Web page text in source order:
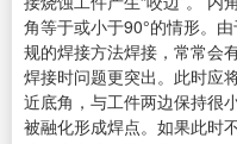
角等于或小于90°的情形。
规的焊接方法焊接，常常会
焊接时问题更突出。此时应
近底角，与工件两边保持很
被融化形成焊点。如果此时